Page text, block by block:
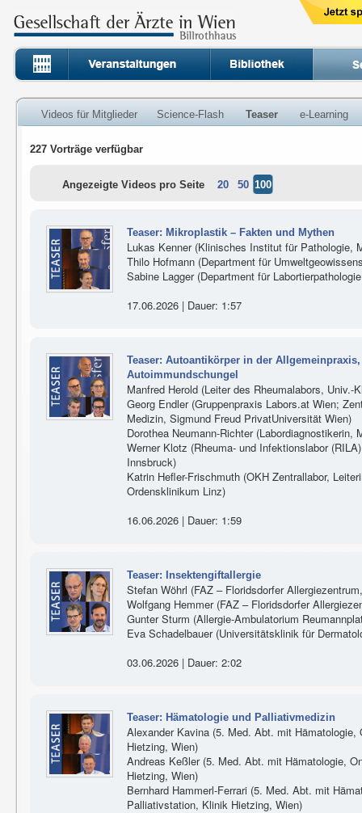
Videos für Mitglieder Science-Flash Teaser e-Learning
227 Vorträge verfügbar
Angezeigte Videos pro Seite 20 50 100
Teaser: Mikroplastik – Fakten und Mythen
Lukas Kenner (Klinisches Institut für Pathologie,
Thilo Hofmann (Department für
Sabine Lagger (Department für
17.06.2026 | Dauer: 1:57
Teaser: Autoantikörper in der
Autoimmundschungel
Manfred Herold (Leiter des Rheumalabors,
Georg Endler (Gruppenpraxis Labors.at Wien;
Medizin, Sigmund Freud PrivatUniversität Wien)
Dorothea Neumann-Richter (Labordiagnostikerin,
Werner Klotz (Rheuma- und Infektionslabor
Innsbruck)
Katrin Hefler-Frischmuth (OKH Zentrallabor,
Ordensklinikum Linz)
16.06.2026 | Dauer: 1:59
Teaser: Insektengiftallergie
Stefan Wöhrl (FAZ – Floridsdorfer
Wolfgang Hemmer (FAZ – Floridsdorfer
Gunter Sturm (Allergie-Ambulatorium
Eva Schadelbauer (Universitätsklinik für
03.06.2026 | Dauer: 2:02
Teaser: Hämatologie und Palliativmedizin
Alexander Kavina (5. Med. Abt. mit
Hietzing, Wien)
Andreas Keßler (5. Med. Abt. mit Hämatologie,
Hietzing, Wien)
Bernhard Hammerl-Ferrari (5. Med. Abt. mit
Palliativstation, Klinik Hietzing, Wien)